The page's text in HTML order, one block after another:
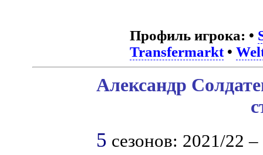
Профиль игрока: •
Transfermarkt•
Александр
5 сезонов: 2021/22